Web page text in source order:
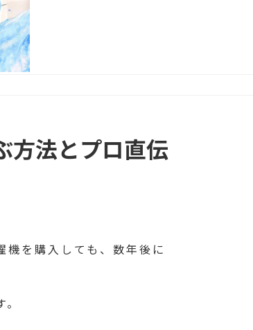
方法とプロ直伝
を購入しても、数年後に